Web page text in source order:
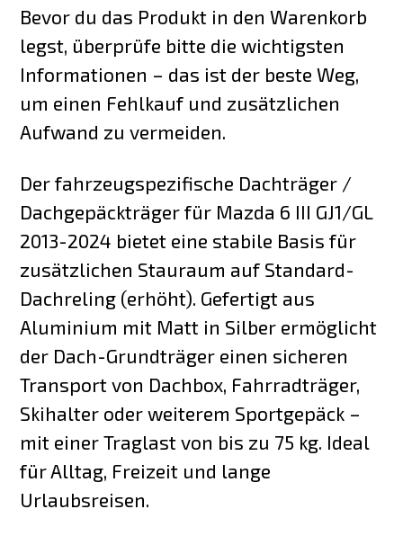
Bevor du das Produkt in den Warenkorb
legst, überprüfe bitte die wichtigsten
Informationen – das ist der beste Weg,
um einen Fehlkauf und zusätzlichen
Aufwand zu vermeiden.
Der fahrzeugspezifische Dachträger /
Dachgepäckträger für Mazda 6 III GJ1/GL
2013-2024 bietet eine stabile Basis für
zusätzlichen Stauraum auf Standard-
Dachreling (erhöht). Gefertigt aus
Aluminium mit Matt in Silber ermöglicht
der Dach-Grundträger einen sicheren
Transport von Dachbox, Fahrradträger,
Skihalter oder weiterem Sportgepäck –
mit einer Traglast von bis zu 75 kg. Ideal
für Alltag, Freizeit und lange
Urlaubsreisen.